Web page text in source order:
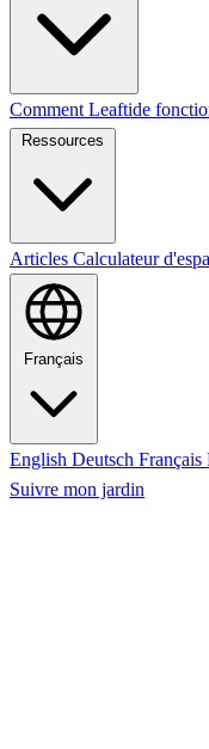
Comment Leaftide
Ressources
Articles Calculateur
Français
English Deutsch Français
Suivre mon jardin